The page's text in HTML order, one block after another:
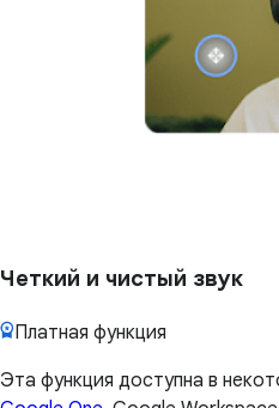
Четкий и чистый звук
Платная функция
Эта функция доступна в